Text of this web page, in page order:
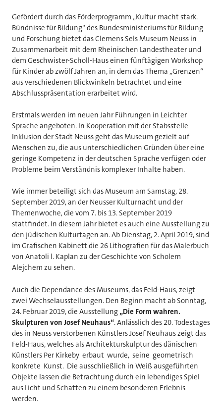
Gefördert durch das Förderprogramm „Kultur macht stark.
Bündnisse für Bildung“ des Bundesministeriums für Bildung
und Forschung bietet das Clemens Sels Museum Neuss in
Zusammenarbeit mit dem Rheinischen Landestheater und
dem Geschwister-Scholl-Haus einen fünftägigen Workshop
für Kinder ab zwölf Jahren an, in dem das Thema „Grenzen“
aus verschiedenen Blickwinkeln betrachtet und eine
Abschlusspräsentation erarbeitet wird.
Erstmals werden im neuen Jahr Führungen in Leichter
Sprache angeboten. In Kooperation mit der Stabsstelle
Inklusion der Stadt Neuss geht das Museum gezielt auf
Menschen zu, die aus unterschiedlichen Gründen über eine
geringe Kompetenz in der deutschen Sprache verfügen oder
Probleme beim Verständnis komplexer Inhalte haben.
Wie immer beteiligt sich das Museum am Samstag, 28.
September 2019, an der Neusser Kulturnacht und der
Themenwoche, die vom 7. bis 13. September 2019
stattfindet. In diesem Jahr bietet es auch eine Ausstellung zu
den jüdischen Kulturtagen an. Ab Dienstag, 2. April 2019, sind
im Grafischen Kabinett die 26 Lithografien für das Malerbuch
von Anatoli l. Kaplan zu der Geschichte von Scholem
Alejchem zu sehen.
Auch die Dependance des Museums, das Feld-Haus, zeigt
zwei Wechselausstellungen. Den Beginn macht ab Sonntag,
24. Februar 2019, die Ausstellung „Die Form wahren.
Skulpturen von Josef Neuhaus“. Anlässlich des 20. Todestages
des in Neuss verstorbenen Künstlers Josef Neuhaus zeigt das
Feld-Haus, welches als Architekturskulptur des dänischen
Künstlers Per Kirkeby erbaut wurde, seine geometrisch
konkrete Kunst. Die ausschließlich in Weiß ausgeführten
Objekte lassen die Betrachtung durch ein lebendiges Spiel
aus Licht und Schatten zu einem besonderen Erlebnis
werden.